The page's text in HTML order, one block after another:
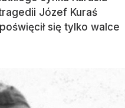
Józef Kuraś
się tylko walce